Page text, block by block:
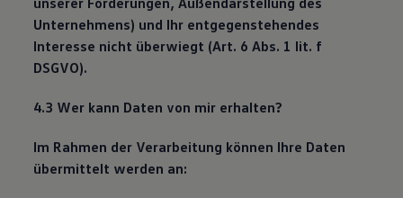
Unternehmens) und Ihr entgegenstehendes
Interesse nicht überwiegt (Art. 6 Abs. 1 lit. f
DSGVO).
4.3 Wer kann Daten von mir erhalten?
Im Rahmen der Verarbeitung können Ihre Daten
übermittelt werden an: